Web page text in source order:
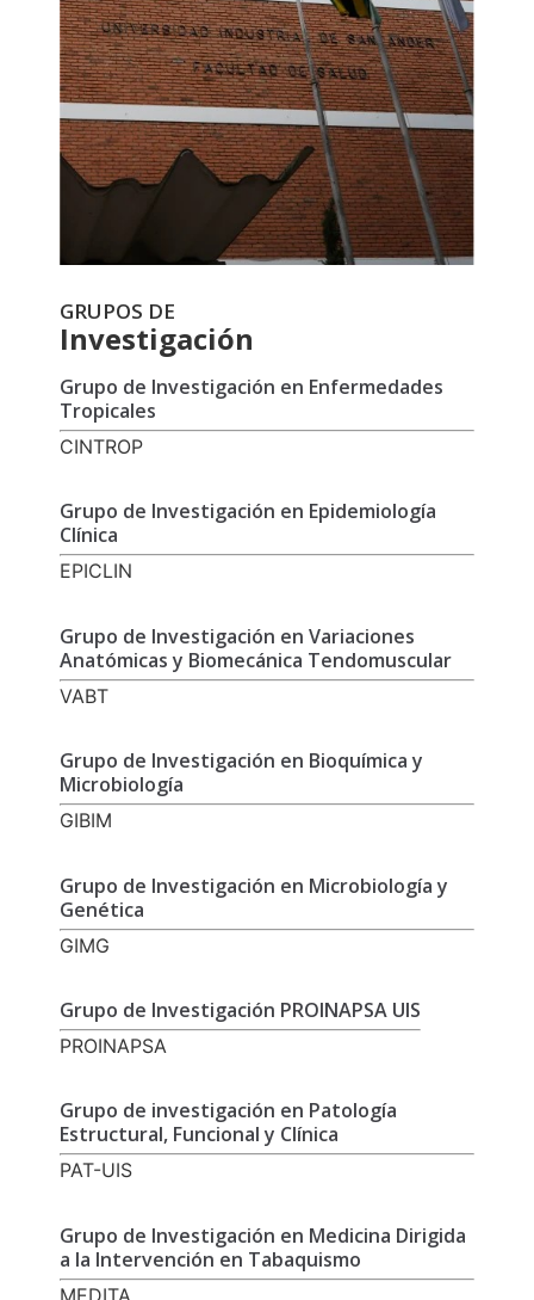
GRUPOS DE
Investigación
Grupo de Investigación en Enfermedades
Tropicales
CINTROP
Grupo de Investigación en Epidemiología
Clínica
EPICLIN
Grupo de Investigación en Variaciones
Anatómicas y Biomecánica Tendomuscular
VABT
Grupo de Investigación en Bioquímica y
Microbiología
GIBIM
Grupo de Investigación en Microbiología y
Genética
GIMG
Grupo de Investigación PROINAPSA UIS
PROINAPSA
Grupo de investigación en Patología
Estructural, Funcional y Clínica
PAT-UIS
Grupo de Investigación en Medicina Dirigida
a la Intervención en Tabaquismo
MEDITA